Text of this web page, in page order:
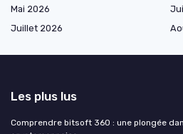
Mai 2026
Juillet 2026
Les plus lus
Comprendre bitsoft 360 : une plongée